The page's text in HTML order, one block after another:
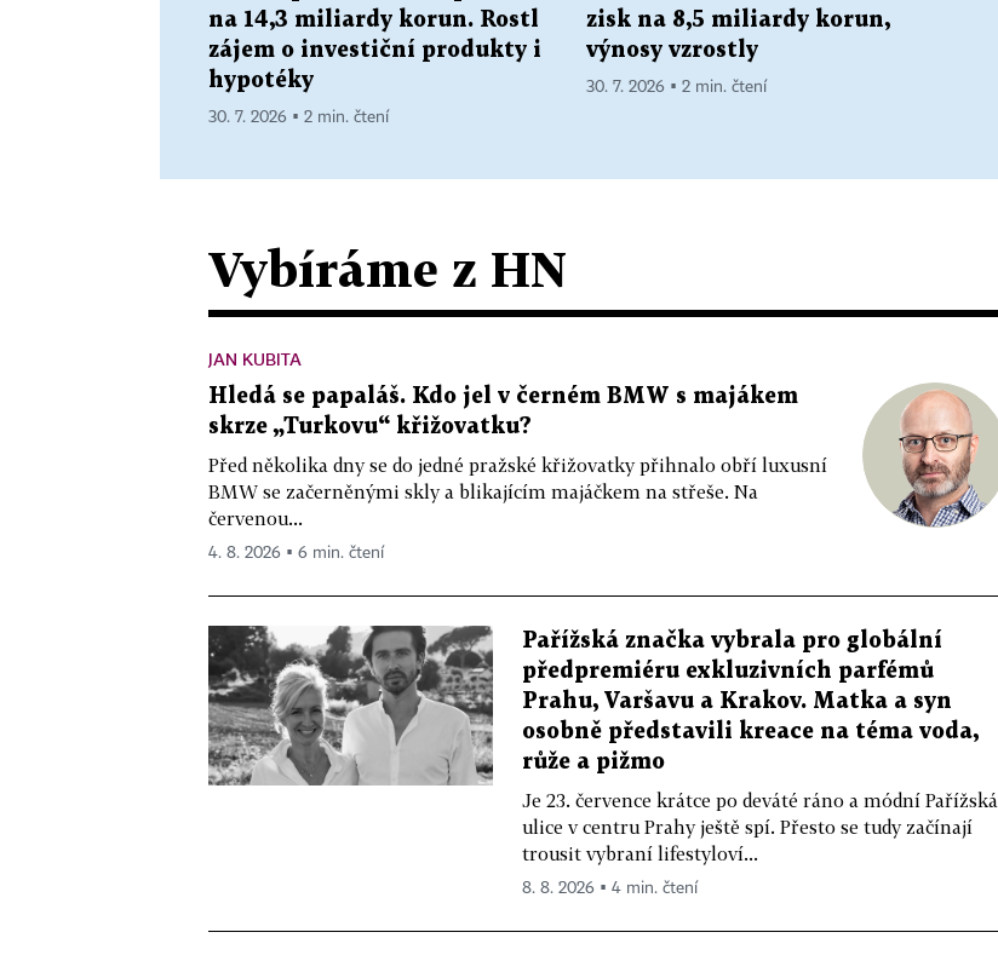
na 14,3 miliardy korun. Rostl
zájem o investiční produkty i
hypotéky
30. 7. 2026 ▪ 2 min. čtení
zisk na 8,5 miliardy korun,
výnosy vzrostly
30. 7. 2026 ▪ 2 min. čtení
Vybíráme z HN
JAN KUBITA
Hledá se papaláš. Kdo jel v černém BMW s majákem
skrze „Turkovu“ křižovatku?
Před několika dny se do jedné pražské křižovatky přihnalo obří luxusní
BMW se začerněnými skly a blikajícím majáčkem na střeše. Na
červenou...
4. 8. 2026 ▪ 6 min. čtení
Pařížská značka vybrala pro globální
předpremiéru exkluzivních parfémů
Prahu, Varšavu a Krakov. Matka a syn
osobně představili kreace na téma voda,
růže a pižmo
Je 23. července krátce po deváté ráno a módní Pařížská
ulice v centru Prahy ještě spí. Přesto se tudy začínají
trousit vybraní lifestyloví...
8. 8. 2026 ▪ 4 min. čtení